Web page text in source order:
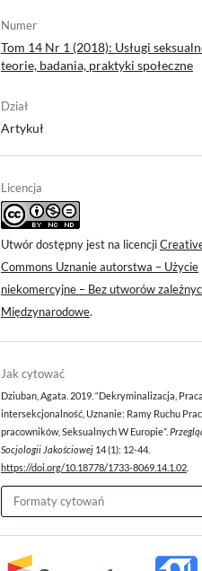
Numer
Tom 14 Nr 1 (2018): Usługi
teorie, badania, praktyki społeczne
Dział
Artykuł
Licencja
Utwór dostępny jest na licencji
Commons Uznanie autorstwa – Użycie
niekomercyjne – Bez utworów
Międzynarodowe.
Jak cytować
Dziuban, Agata. 2019. “Dekryminalizacja, Praca,
intersekcjonalność, Uznanie: Ramy Ruchu
pracowników, Seksualnych W Europie”.
Socjologii Jakościowej 14 (1): 12-44.
https://doi.org/10.18778/1733-8069.14.1.02
Formaty cytowań